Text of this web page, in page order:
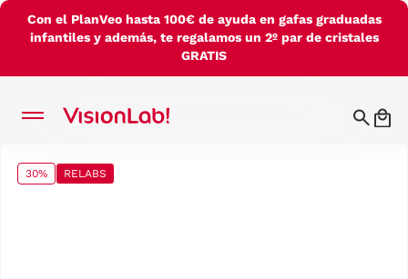
Con el PlanVeo hasta 100€ de ayuda en gafas graduadas
infantiles y además, te regalamos un 2º par de cristales
GRATIS
30% RELABS